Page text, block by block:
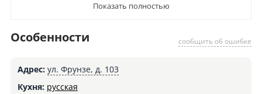
Показать полностью
сообщить об ошибке
Особенности
Адрес: ул. Фрунзе, д. 103
Кухня: русская